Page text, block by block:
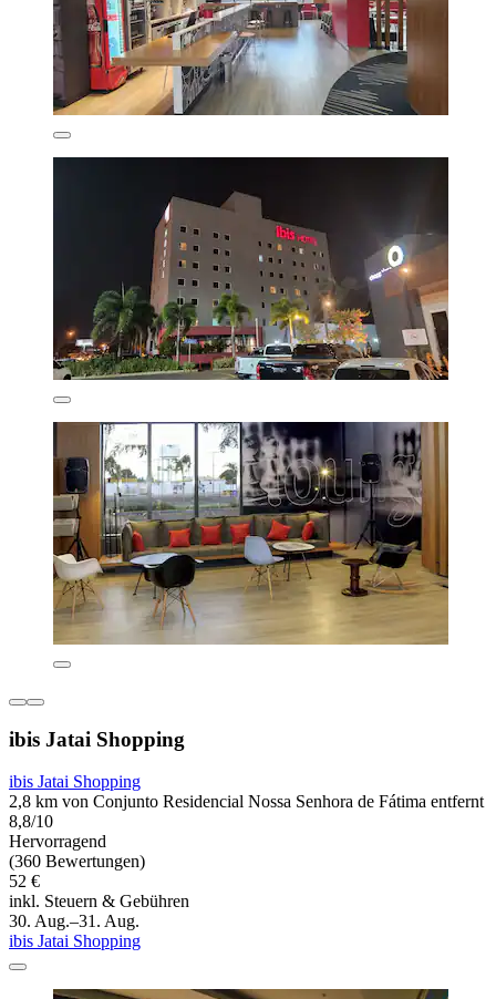
ibis Jatai Shopping
ibis Jatai Shopping
2,8 km von Conjunto Residencial Nossa Senhora de Fátima entfernt
8,8/10
Hervorragend
(360 Bewertungen)
52 €
inkl. Steuern & Gebühren
30. Aug.–31. Aug.
ibis Jatai Shopping